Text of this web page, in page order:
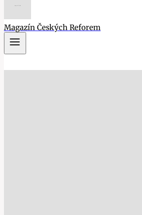
Magazín Českých Reforem